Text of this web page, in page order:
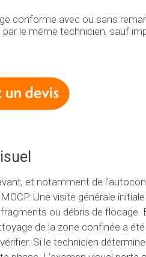
conforme avec ou sans
le même technicien, sauf
et notamment de
Une visite générale
ou débris de flocage.
de la zone confinée a
Si le technicien